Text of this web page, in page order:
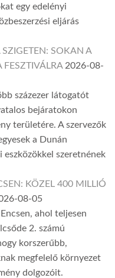
egy edelényi
eljárás
SOKAN A
2026-08-
százezer látogatót
bejáratokon
területére. A szervezők
a Dunán
eszközökkel szeretnének
KÖZEL 400 MILLIÓ
08-05
ahol teljesen
2. számú
korszerűbb,
megfelelő környezet
dolgozóit.